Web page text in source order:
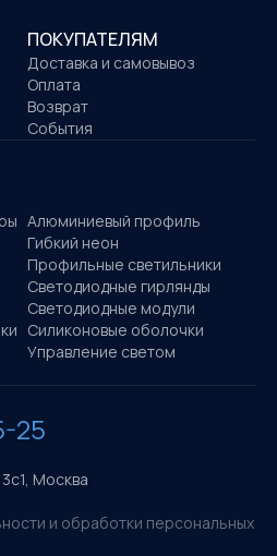
ПОКУПАТЕЛЯМ
Доставка и самовывоз
Оплата
Возврат
События
Алюминиевый профиль
Гибкий неон
Профильные светильники
Светодиодные гирлянды
Светодиодные модули
Силиконовые оболочки
Управление светом
25
Москва
и обработки персональных